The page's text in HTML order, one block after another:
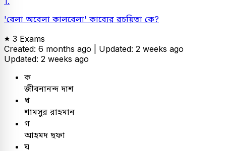
'বেলা অবেলা কালবেলা' কাব্যের রচয়িতা কে?
3 Exams
Created: 6 months ago | Updated: 2 weeks ago
Updated: 2 weeks ago
ক
জীবনানন্দ দাশ
খ
শামসুর রাহমান
গ
আহমদ ছফা
ঘ